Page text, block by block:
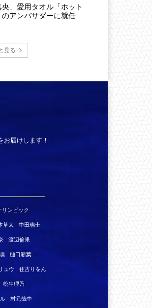
、愛用タオル「ホット
のアンバサダーに就任
見る
届けします！
ンピック
草太 中田璃士
渡辺倫果
樋口新葉
ュウ 住吉りをん
松生理乃
村元哉中